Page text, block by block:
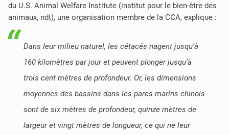
du U.S. Animal Welfare Institute (institut pour le bien-être des
animaux, ndt), une organisation membre de la CCA, explique :
Dans leur milieu naturel, les cétacés nagent jusqu’à
160 kilomètres par jour et peuvent plonger jusqu’à
trois cent mètres de profondeur. Or, les dimensions
moyennes des bassins dans les parcs marins chinois
sont de six mètres de profondeur, quinze mètres de
largeur et vingt mètres de longueur, ce qui ne leur